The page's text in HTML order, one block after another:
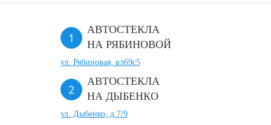
АВТОСТЕКЛА
НА РЯБИНОВОЙ
ул. Рябиновая, вл69с5
АВТОСТЕКЛА
НА ДЫБЕНКО
ул. Дыбенко, д.7/9